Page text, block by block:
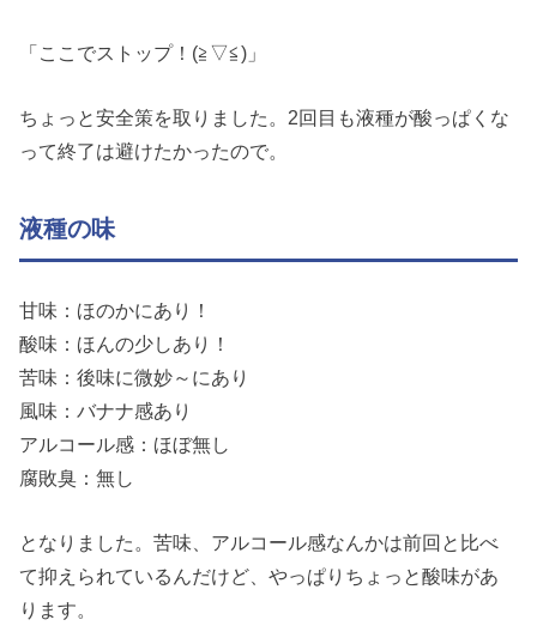
「ここでストップ！(≧▽≦)」
ちょっと安全策を取りました。2回目も液種が酸っぱくな
って終了は避けたかったので。
液種の味
甘味：ほのかにあり！
酸味：ほんの少しあり！
苦味：後味に微妙～にあり
風味：バナナ感あり
アルコール感：ほぼ無し
腐敗臭：無し
となりました。苦味、アルコール感なんかは前回と比べ
て抑えられているんだけど、やっぱりちょっと酸味があ
ります。